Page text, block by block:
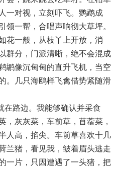
一对视，立刻吓飞。鹦鹉成
一帮，合唱声响彻大草坪。
花一般，从枝丫上开放，消
群分，门派清晰，绝不会混成
鹕像沉甸甸的直升飞机，当空
。几只海鸥样飞禽借势紧随滑
路边。我能够确认并采食
，灰灰菜，车前草，苜蓿菜，
人高，掐尖。车前草喜欢十几
兰猪，看见我，皱着眉头逃走
一片，只因遭遇了一头猪，把